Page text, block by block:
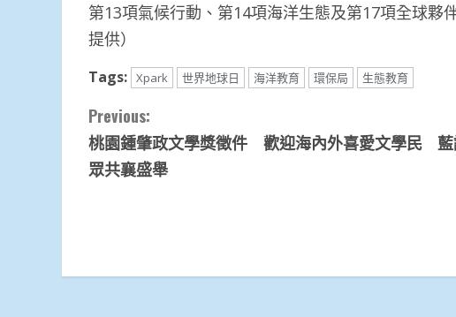
第13項氣候行動、第14項海洋生態及第17項全球夥
提供）
Tags: Xpark 世界地球日 海洋教育 環保局 生態教育
Continue
Reading
Previous:
桃園鍾肇政文學獎徵件 歡迎海內外喜愛文學民
眾共襄盛舉